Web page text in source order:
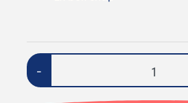
Quantité
-